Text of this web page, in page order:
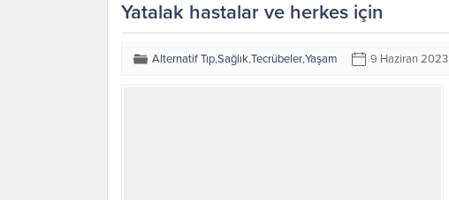
Yatalak hastalar ve herkes için
Alternatif Tıp,Sağlık,Tecrübeler,Yaşam 9 Haziran 2023